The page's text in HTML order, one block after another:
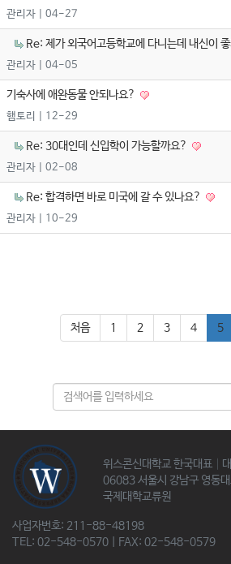
관리자 | 04-27
Re: 제가 외국어고등학교에 다니는데 내신이
관리자 | 04-05
기숙사에 애완동물 안되나요?
햄토리 | 12-29
Re: 30대인데 신입학이 가능할까요?
관리자 | 02-08
Re: 합격하면 바로 미국에 갈 수 있나요?
관리자 | 10-29
처음 1 2 3 4 5
위스콘신대학교 한국대표│
06083 서울시 강남구 영동
국제대학교류원
사업자번호: 211-88-48198
TEL: 02-548-0570 | FAX: 02-548-0579